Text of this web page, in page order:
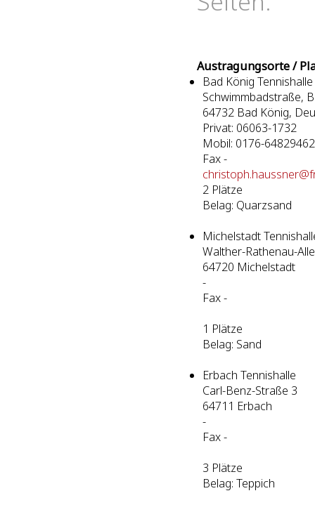
Austragungsorte /
Bad König Tennishalle
Schwimmbadstraße,
64732 Bad König,
Privat: 06063-1732
Mobil: 0176-64829462
Fax -
2 Plätze
Belag: Quarzsand
Michelstadt
Walther-Rathenau-
64720 Michelstadt
-
Fax -
1 Plätze
Belag: Sand
Erbach Tennishalle
Carl-Benz-Straße 3
64711 Erbach
-
Fax -
3 Plätze
Belag: Teppich